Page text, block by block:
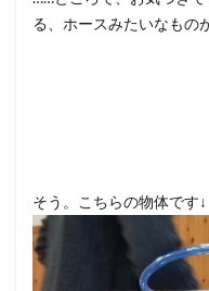
る、ホースみたいなもの
そう。こちらの物体です↓